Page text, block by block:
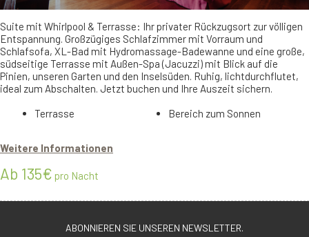
Suite mit Whirlpool & Terrasse: Ihr privater Rückzugsort zur völligen
Entspannung. Großzügiges Schlafzimmer mit Vorraum und
Schlafsofa, XL-Bad mit Hydromassage-Badewanne und eine große,
südseitige Terrasse mit Außen-Spa (Jacuzzi) mit Blick auf die
Pinien, unseren Garten und den Inselsüden. Ruhig, lichtdurchflutet,
ideal zum Abschalten. Jetzt buchen und Ihre Auszeit sichern.
Terrasse
Bereich zum Sonnen
Weitere Informationen
Ab 135€ pro Nacht
ABONNIEREN SIE UNSEREN NEWSLETTER.